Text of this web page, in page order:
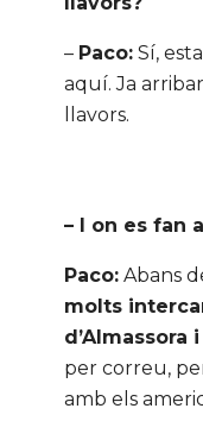
– Paco: Sí,
aquí. Ja
llavors.
– I on es fan
Paco: Abans
molts
d’Almassora
per correu,
amb els